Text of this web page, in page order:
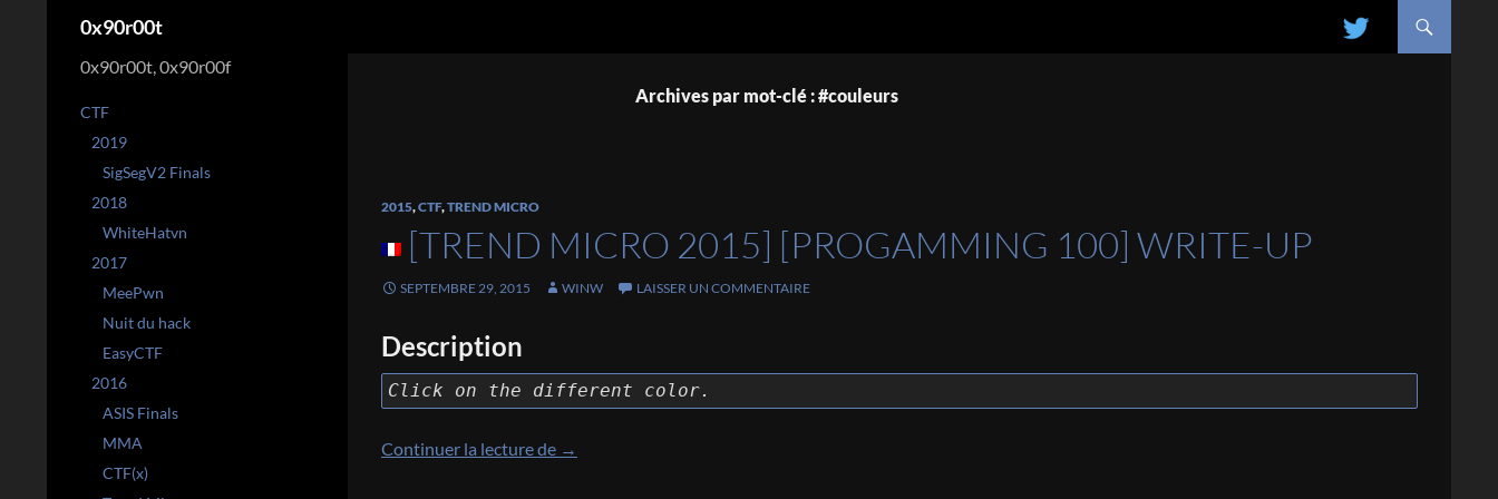
0x90r00t
Archives par mot-clé : #couleurs
2015,CTF,TREND MICRO
[TREND MICRO 2015] [PROGAMMING 100] WRITE-UP
SEPTEMBRE 29, 2015 WINW LAISSER UN COMMENTAIRE
Description
Click on the different color.
Continuer la lecture de [Trend Micro 2015] [Progamming 100] Write-Up
→
0x90r00t, 0x90r00f
CTF
2019
SigSegV2 Finals
2018
WhiteHatvn
2017
MeePwn
Nuit du hack
EasyCTF
2016
ASIS Finals
MMA
CTF(x)